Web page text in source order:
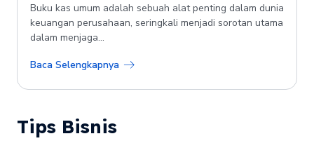
Buku kas umum adalah sebuah alat penting dalam dunia
keuangan perusahaan, seringkali menjadi sorotan utama
dalam menjaga...
Baca Selengkapnya
Tips Bisnis